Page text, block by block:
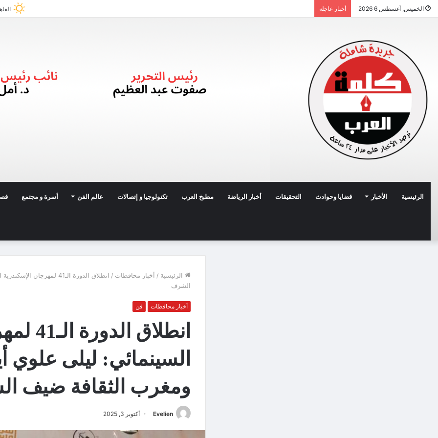
الخميس, أغسطس 6 2026 أخبار عاجلة
الرئيسية الأخبار قضايا وحوادث التحقيقات أخبار الرياضة مطبخ العرب تكنولوجيا و إتصالات عالم الفن أسرة و مجتمع
الرئيسية / أخبار محافظات /
انطلاق الدورة الـ41
الشرف
أخبار محافظات فن
السينمائي: ليلى علوي
ومغرب الثقافة ضيف
Evelien أكتوبر 3, 2025